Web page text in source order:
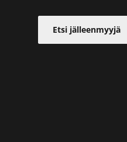
Etsi jälleenmyyjä